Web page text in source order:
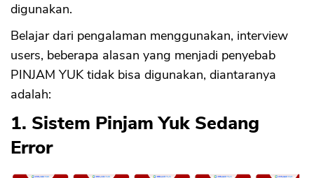
digunakan.
Belajar dari pengalaman menggunakan, interview
users, beberapa alasan yang menjadi penyebab
PINJAM YUK tidak bisa digunakan, diantaranya
adalah:
1. Sistem Pinjam Yuk Sedang
Error